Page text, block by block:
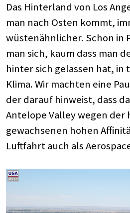
Das Hinterland von Los
man nach Osten kommt,
wüstenähnlicher. Schon in
man sich, kaum dass man
hinter sich gelassen hat, in
Klima. Wir machten eine
der darauf hinweist, dass
Antelope Valley wegen der
gewachsenen hohen
Luftfahrt auch als